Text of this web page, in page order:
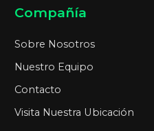
Compañía
Sobre Nosotros
Nuestro Equipo
Contacto
Visita Nuestra Ubicación